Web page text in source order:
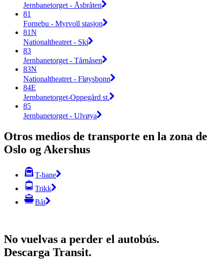
Jernbanetorget - Åsbråten
81
Fornebu - Myrvoll stasjon
81N
Nationaltheatret - Ski
83
Jernbanetorget - Tårnåsen
83N
Nationaltheatret - Fløysbonn
84E
Jernbanetorget-Oppegård st.
85
Jernbanetorget - Ulvøya
Otros medios de transporte en la zona de
Oslo og Akershus
T-bane
Trikk
Båt
No vuelvas a perder el autobús.
Descarga Transit.